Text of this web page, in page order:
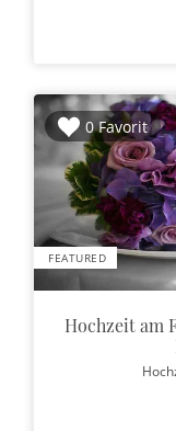
0 Favorit
FEATURED
Hochzeit am